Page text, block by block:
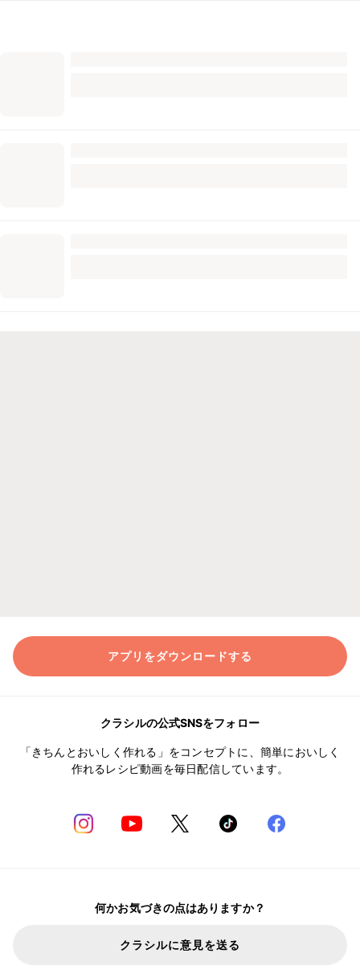
アプリをダウンロードする
クラシルの公式SNSをフォロー
「きちんとおいしく作れる」をコンセプトに、簡単においしく
作れるレシピ動画を毎日配信しています。
何かお気づきの点はありますか？
クラシルに意見を送る